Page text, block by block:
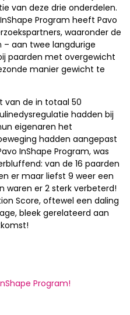
van deze drie onderdelen.
Program heeft Pavo
waaronder de
– aan twee langdurige
paarden met overgewicht
manier gewicht te
van de in totaal 50
hadden bij
eigenaren het
hadden aangepast
InShape Program, was
van de 16 paarden
er maar liefst 9 weer een
waren er 2 sterk verbeterd!
Score, oftewel een daling
bleek gerelateerd aan
Program!